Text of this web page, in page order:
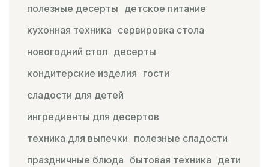
полезные десерты детское питание
кухонная техника сервировка стола
новогодний стол десерты
кондитерские изделия гости
сладости для детей
ингредиенты для десертов
техника для выпечки полезные сладости
праздничные блюда бытовая техника дети